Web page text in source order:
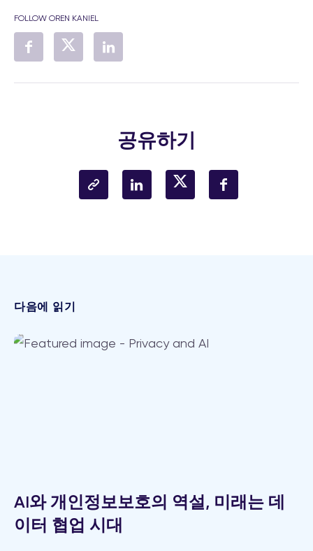
FOLLOW OREN KANIEL
공유하기
다음에 읽기
AI와 개인정보보호의 역설, 미래는 데
이터 협업 시대